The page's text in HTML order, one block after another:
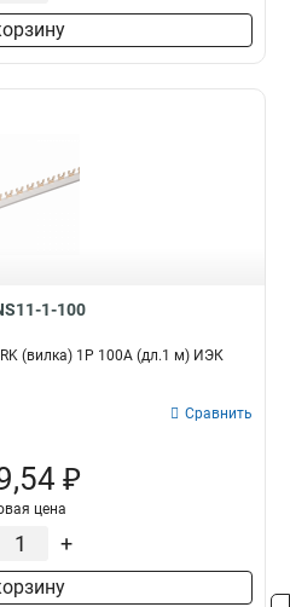
1-100
(вилка) 1Р 100А (дл.1 м) ИЭК
Сравнить
₽
цена
+